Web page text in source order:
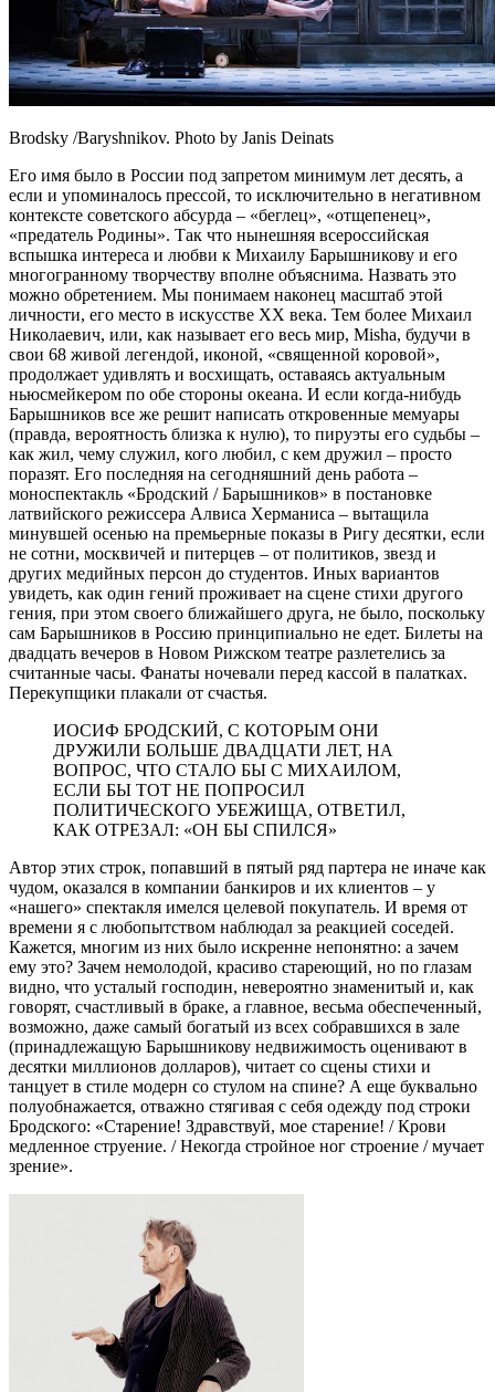
Brodsky /Baryshnikov. Photo by Janis Deinats
Его имя было в России под запретом минимум лет десять, а
если и упоминалось прессой, то исключительно в негативном
контексте советского абсурда – «беглец», «отщепенец»,
«предатель Родины». Так что нынешняя всероссийская
вспышка интереса и любви к Михаилу Барышникову и его
многогранному творчеству вполне объяснима. Назвать это
можно обретением. Мы понимаем наконец масштаб этой
личности, его место в искусстве ХХ века. Тем более Михаил
Николаевич, или, как называет его весь мир, Misha, будучи в
свои 68 живой легендой, иконой, «священной коровой»,
продолжает удивлять и восхищать, оставаясь актуальным
ньюсмейкером по обе стороны океана. И если когда-нибудь
Барышников все же решит написать откровенные мемуары
(правда, вероятность близка к нулю), то пируэты его судьбы –
как жил, чему служил, кого любил, с кем дружил – просто
поразят. Его последняя на сегодняшний день работа –
моноспектакль «Бродский / Барышников» в постановке
латвийского режиссера Алвиса Херманиса – вытащила
минувшей осенью на премьерные показы в Ригу десятки, если
не сотни, москвичей и питерцев – от политиков, звезд и
других медийных персон до студентов. Иных вариантов
увидеть, как один гений проживает на сцене стихи другого
гения, при этом своего ближайшего друга, не было, поскольку
сам Барышников в Россию принципиально не едет. Билеты на
двадцать вечеров в Новом Рижском театре разлетелись за
считанные часы. Фанаты ночевали перед кассой в палатках.
Перекупщики плакали от счастья.
ИОСИФ БРОДСКИЙ, С КОТОРЫМ ОНИ
ДРУЖИЛИ БОЛЬШЕ ДВАДЦАТИ ЛЕТ, НА
ВОПРОС, ЧТО СТАЛО БЫ С МИХАИЛОМ,
ЕСЛИ БЫ ТОТ НЕ ПОПРОСИЛ
ПОЛИТИЧЕСКОГО УБЕЖИЩА, ОТВЕТИЛ,
КАК ОТРЕЗАЛ: «ОН БЫ СПИЛСЯ»
Автор этих строк, попавший в пятый ряд партера не иначе как
чудом, оказался в компании банкиров и их клиентов – у
«нашего» спектакля имелся целевой покупатель. И время от
времени я с любопытством наблюдал за реакцией соседей.
Кажется, многим из них было искренне непонятно: а зачем
ему это? Зачем немолодой, красиво стареющий, но по глазам
видно, что усталый господин, невероятно знаменитый и, как
говорят, счастливый в браке, а главное, весьма обеспеченный,
возможно, даже самый богатый из всех собравшихся в зале
(принадлежащую Барышникову недвижимость оценивают в
десятки миллионов долларов), читает со сцены стихи и
танцует в стиле модерн со стулом на спине? А еще буквально
полуобнажается, отважно стягивая с себя одежду под строки
Бродского: «Старение! Здравствуй, мое старение! / Крови
медленное струение. / Некогда стройное ног строение / мучает
зрение».